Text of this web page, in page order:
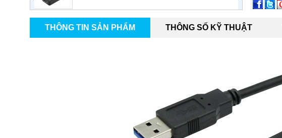
THÔNG TIN SẢN PHẨM THÔNG SỐ KỸ THUẬT